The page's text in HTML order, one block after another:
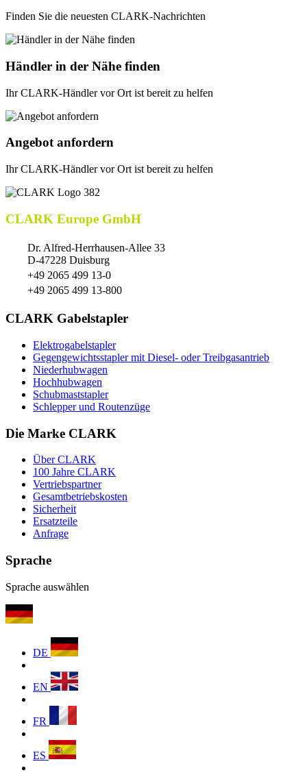
Finden Sie die neuesten CLARK-Nachrichten
Händler in der Nähe finden
Ihr CLARK-Händler vor Ort ist bereit zu helfen
Angebot anfordern
Ihr CLARK-Händler vor Ort ist bereit zu helfen
CLARK Europe GmbH
Dr. Alfred-Herrhausen-Allee 33
D-47228 Duisburg
+49 2065 499 13-0
+49 2065 499 13-800
CLARK Gabelstapler
Elektrogabelstapler
Gegengewichtsstapler mit Diesel- oder Treibgasantrieb
Niederhubwagen
Hochhubwagen
Schubmaststapler
Schlepper und Routenzüge
Die Marke CLARK
Über CLARK
100 Jahre CLARK
Vertriebspartner
Gesamtbetriebskosten
Sicherheit
Ersatzteile
Anfrage
Sprache
Sprache auswählen
DE
EN
FR
ES